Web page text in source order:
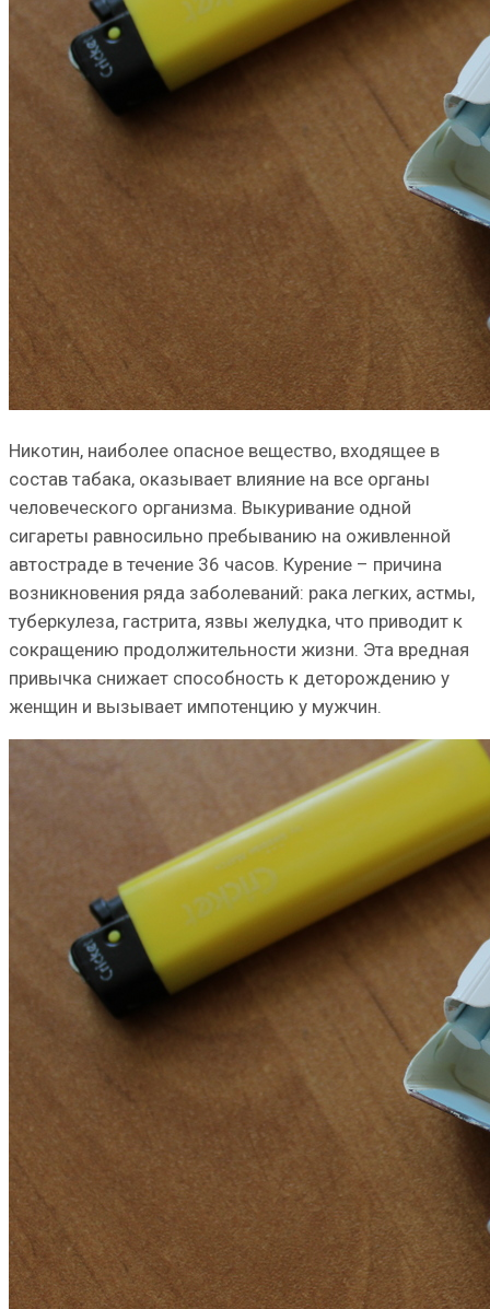
Никотин, наиболее опасное вещество, входящее в
состав табака, оказывает влияние на все органы
человеческого организма. Выкуривание одной
сигареты равносильно пребыванию на оживленной
автостраде в течение 36 часов. Курение – причина
возникновения ряда заболеваний: рака легких, астмы,
туберкулеза, гастрита, язвы желудка, что приводит к
сокращению продолжительности жизни. Эта вредная
привычка снижает способность к деторождению у
женщин и вызывает импотенцию у мужчин.